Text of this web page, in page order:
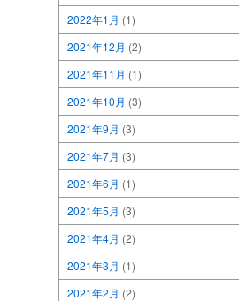
2022年1月 (1)
2021年12月 (2)
2021年11月 (1)
2021年10月 (3)
2021年9月 (3)
2021年7月 (3)
2021年6月 (1)
2021年5月 (3)
2021年4月 (2)
2021年3月 (1)
2021年2月 (2)